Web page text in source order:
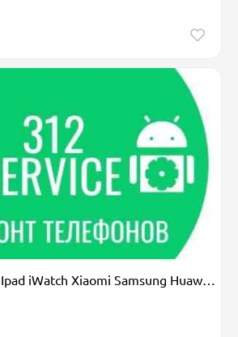
Ремонт iPhone Ipad iWatch Xiaomi Samsung Huawei Современный